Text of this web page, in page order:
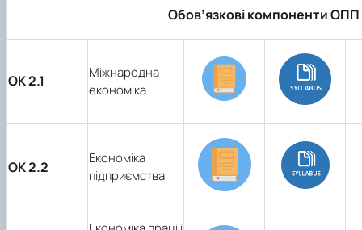
Обов’язкові компоненти ОПП
ОК 2.1
Міжнародна
економіка
ОК 2.2
Економіка
підприємства